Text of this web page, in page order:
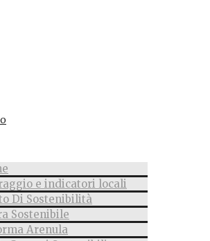
e indicatori locali
Di Sostenibilità
Sostenibile
Arenula